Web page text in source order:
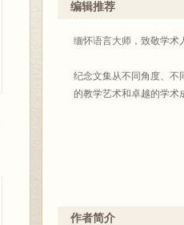
编辑推荐
缅怀语言大师，致敬学术
纪念文集从不同角度、不
的教学艺术和卓越的学术
作者简介